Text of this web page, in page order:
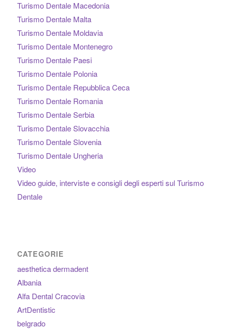
Turismo Dentale Macedonia
Turismo Dentale Malta
Turismo Dentale Moldavia
Turismo Dentale Montenegro
Turismo Dentale Paesi
Turismo Dentale Polonia
Turismo Dentale Repubblica Ceca
Turismo Dentale Romania
Turismo Dentale Serbia
Turismo Dentale Slovacchia
Turismo Dentale Slovenia
Turismo Dentale Ungheria
Video
Video guide, interviste e consigli degli esperti sul Turismo
Dentale
CATEGORIE
aesthetica dermadent
Albania
Alfa Dental Cracovia
ArtDentistic
belgrado